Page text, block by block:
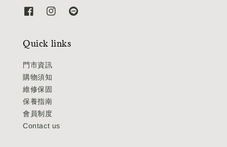
Quick links
門市資訊
購物須知
維修保固
保養指南
會員制度
Contact us